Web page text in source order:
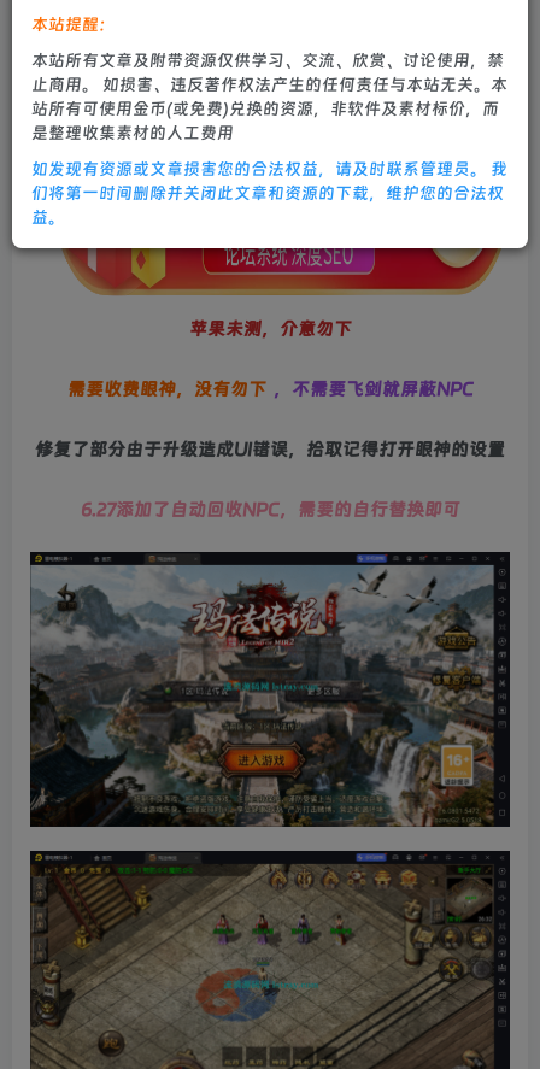
1个月前更新
0 757 21
苹果未测，介意勿下
需要收费眼神，没有勿下 ，不需要飞剑就屏蔽NPC
修复了部分由于升级造成UI错误，拾取记得打开眼神的设置
6.27添加了自动回收NPC，需要的自行替换即可
本站提醒：
本站所有文章及附带资源仅供学习、交流、欣赏、讨论使用，禁
止商用。 如损害、违反著作权法产生的任何责任与本站无关。本
站所有可使用金币(或免费)兑换的资源，非软件及素材标价，而
是整理收集素材的人工费用
如发现有资源或文章损害您的合法权益，请及时联系管理员。 我
们将第一时间删除并关闭此文章和资源的下载，维护您的合法权
益。